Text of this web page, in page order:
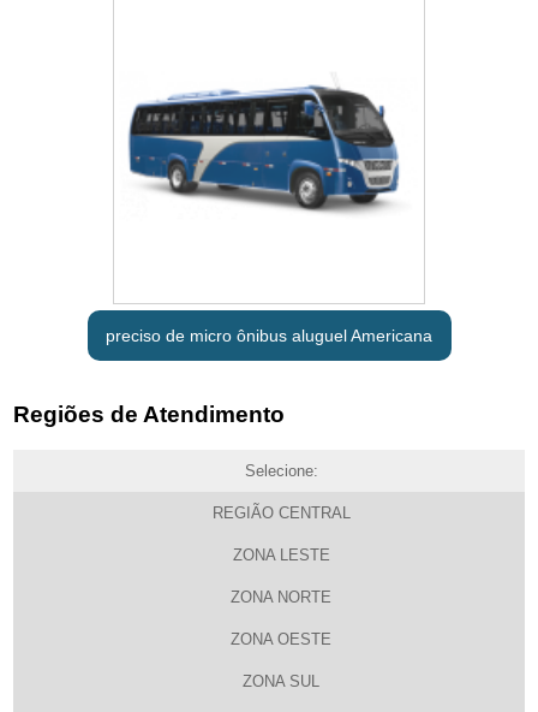
preciso de micro ônibus aluguel Americana
Regiões de Atendimento
Selecione:
REGIÃO CENTRAL
ZONA LESTE
ZONA NORTE
ZONA OESTE
ZONA SUL